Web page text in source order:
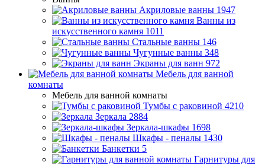
Акриловые ванны 1947
Ванны из
искусственного камня 1011
Стальные ванны 146
Чугунные ванны 348
Экраны для ванн 972
Мебель для ванной
комнаты
Мебель для ванной комнаты
Тумбы с раковиной 4210
Зеркала 2884
Зеркала-шкафы 1698
Шкафы - пеналы 1430
Банкетки 5
Гарнитуры для